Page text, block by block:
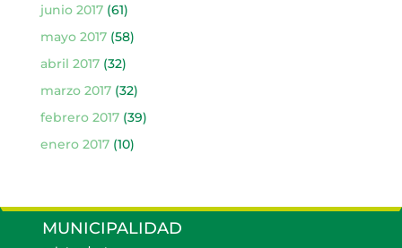
junio 2017(61)
mayo 2017(58)
abril 2017(32)
marzo 2017(32)
febrero 2017(39)
enero 2017(10)
MUNICIPALIDAD